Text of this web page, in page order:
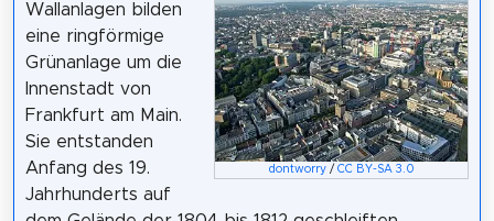
dontworry/ CC BY-SA 3.0
Wallanlagen bilden
eine ringförmige
Grünanlage um die
Innenstadt von
Frankfurt am Main.
Sie entstanden
Anfang des 19.
Jahrhunderts auf